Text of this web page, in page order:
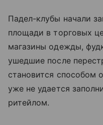
Падел-клубы начали
площади в торговых
магазины одежды,
ушедшие после
становится способом
уже не удается
ритейлом.